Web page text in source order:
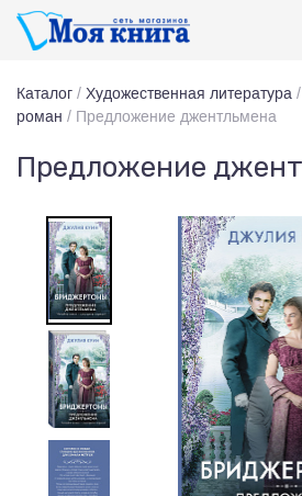
Каталог / Художественная литература /
роман / Предложение джентльмена
Предложение